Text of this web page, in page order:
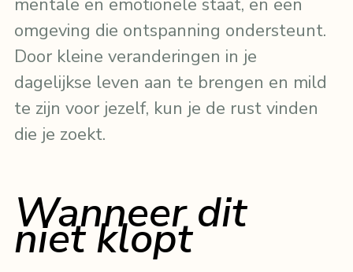
omgeving die ontspanning ondersteunt.
Door kleine veranderingen in je
dagelijkse leven aan te brengen en mild
te zijn voor jezelf, kun je de rust vinden
die je zoekt.
Wanneer dit
niet klopt